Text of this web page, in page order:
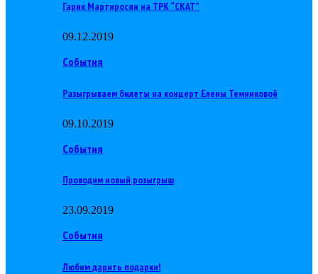
Гарик Мартиросян на ТРК “СКАТ”
09.12.2019
События
Разыгрываем билеты на концерт Елены Темниковой
09.10.2019
События
Проводим новый розыгрыш
23.09.2019
События
Любим дарить подарки!